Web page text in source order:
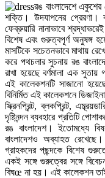
রঙ বাংলাদেশে
শক্তি। উদযাপনের প্রেরণা।
ফেব্রুয়ারি নানাভাবে
বিশেষ এবং গুরুত্বপূর্ণ অনুষঙ্গ
মাসটিকে সচেতনভাবে মাথায়
করে পথচলার সুচনায় রঙ
রাখা হয়েছে বর্ণমালা এক
এই কালেকশনটি সাজানো
বিনির্মিত এই কালেকশনে
স্ক্রিনপ্রিন্ট, ব্লকপ্রিন্ট,
দৃষ্টিনন্দন ব্যবহারে প্রতিটি
রঙ বাংলাদেশ। ইতোমধ্যে
বাংলাদেশও অব্যাহত
গ্রাহকদের পছন্দকে বিশেষ
একই সঙ্গে গুরুত্বের সঙ্গে
বিঘœ না হয়। এই কালেকশন